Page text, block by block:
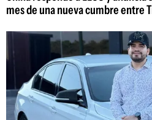
mes de una nueva cumbre entre